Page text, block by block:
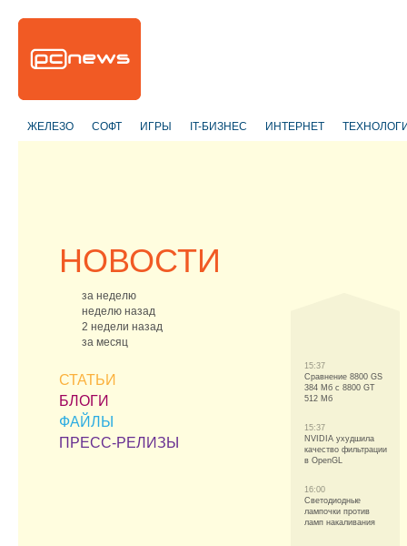
ЖЕЛЕЗО СОФТ ИГРЫ IT-БИЗНЕС ИНТЕРНЕТ
НОВОСТИ
за неделю
неделю назад
2 недели назад
за месяц
СТАТЬИ
БЛОГИ
ФАЙЛЫ
ПРЕСС-РЕЛИЗЫ
15:37
Сравнение 8800 GS
384 Мб с 8800 GT
512 Мб
15:37
NVIDIA ухудшила
качество фильтрации
в OpenGL
16:00
Светодиодные
лампочки против
ламп накаливания